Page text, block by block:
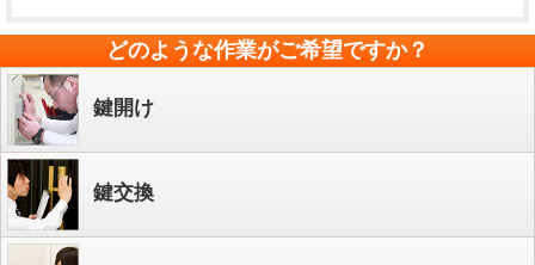
どのような作業がご希望ですか？
鍵開け
鍵交換